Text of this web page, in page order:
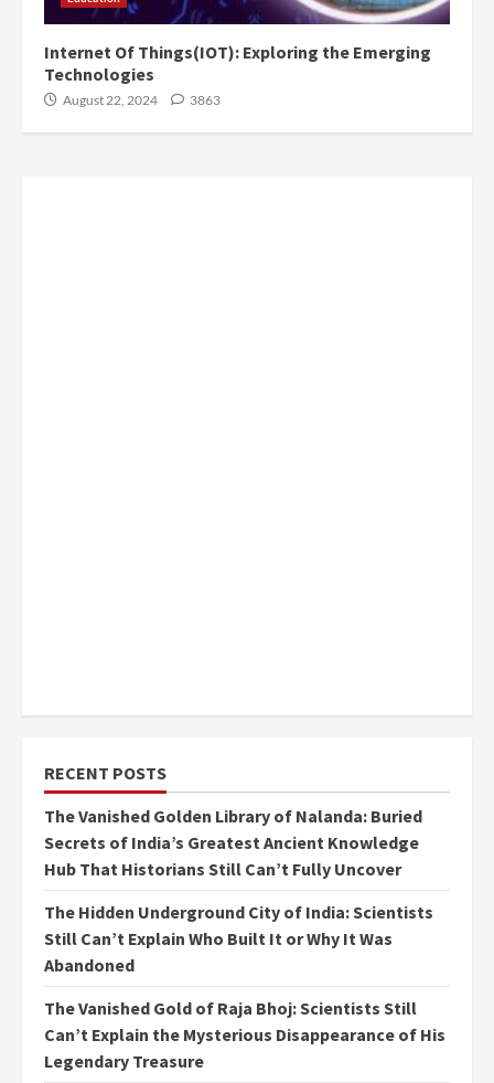
Internet Of Things(IOT): Exploring the Emerging
Technologies
August 22, 2024 3863
RECENT POSTS
The Vanished Golden Library of Nalanda: Buried
Secrets of India’s Greatest Ancient Knowledge
Hub That Historians Still Can’t Fully Uncover
The Hidden Underground City of India: Scientists
Still Can’t Explain Who Built It or Why It Was
Abandoned
The Vanished Gold of Raja Bhoj: Scientists Still
Can’t Explain the Mysterious Disappearance of His
Legendary Treasure